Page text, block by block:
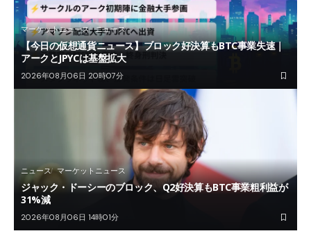
マーケットニュース ニュース
【今日の仮想通貨ニュース】ブロック好決算もBTC事業失速｜
アークとJPYCは基盤拡大
2026年08月06日 20時07分
ニュース マーケットニュース
ジャック・ドーシーのブロック、Q2好決算もBTC事業粗利益が
31%減
2026年08月06日 14時01分